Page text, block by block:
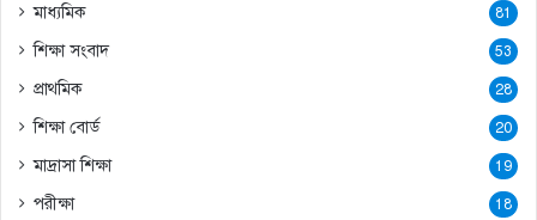
মাধ্যমিক 81
শিক্ষা সংবাদ 53
প্রাথমিক 28
শিক্ষা বোর্ড 20
মাদ্রাসা শিক্ষা 19
পরীক্ষা 18